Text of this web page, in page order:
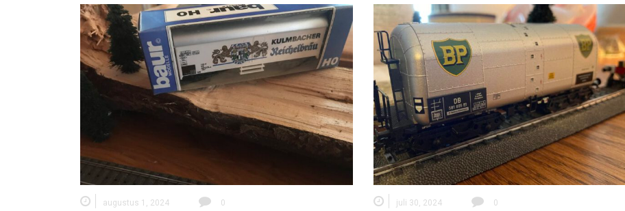
augustus 1, 2024 0 juli 30, 2024 0